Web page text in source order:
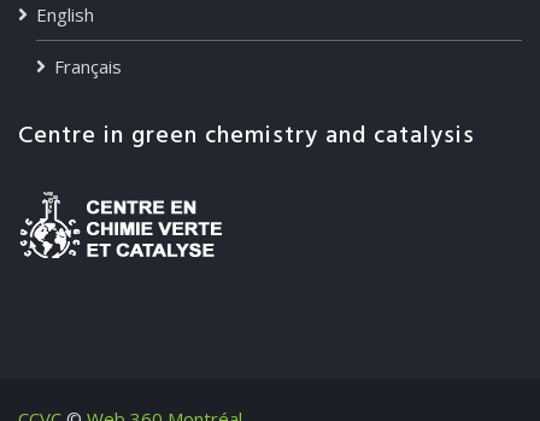
English
Français
Centre in green chemistry and catalysis